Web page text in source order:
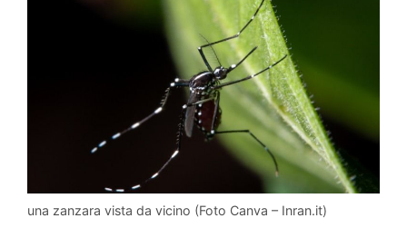
una zanzara vista da vicino (Foto Canva – Inran.it)